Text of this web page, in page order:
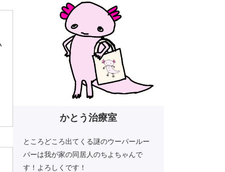
かとう治療室
ところどころ出てくる謎のウーパールー
パーは我が家の同居人のちよちゃんで
す！よろしくです！